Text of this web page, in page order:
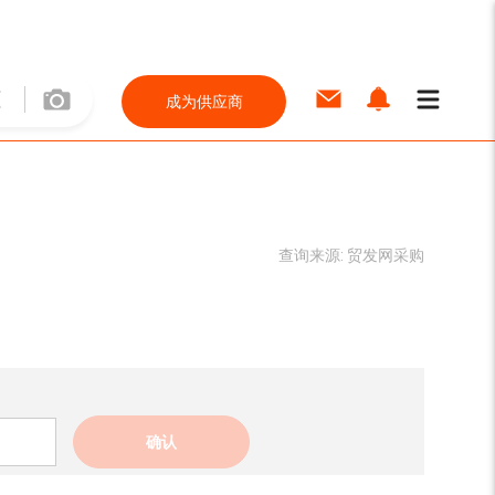
成为供应商
查询来源: 贸发网采购
确认